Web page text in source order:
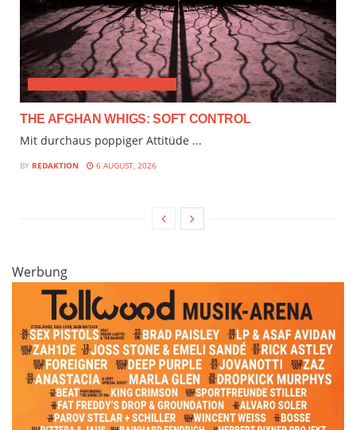
THE AFGHAN WHIGS: SOFT CONTROL
Mit durchaus poppiger Attitüde ...
BY REDAKTION 6 AUGUST, 2026
Werbung